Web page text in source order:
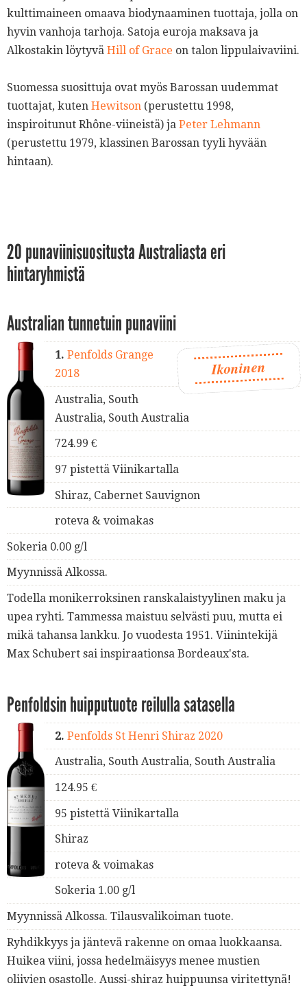
kulttimaineen omaava biodynaaminen tuottaja, jolla on
hyvin vanhoja tarhoja. Satoja euroja maksava ja
Alkostakin löytyvä Hill of Grace on talon lippulaivaviini.
Suomessa suosittuja ovat myös Barossan uudemmat
tuottajat, kuten Hewitson (perustettu 1998,
inspiroitunut Rhône-viineistä) ja Peter Lehmann
(perustettu 1979, klassinen Barossan tyyli hyvään
hintaan).
20 punaviinisuositusta Australiasta eri
hintaryhmistä
Australian tunnetuin punaviini
Ikoninen
1.Penfolds Grange
2018
Australia, South
Australia, South Australia
724.99 €
97 pistettä Viinikartalla
Shiraz, Cabernet Sauvignon
roteva & voimakas
Sokeria 0.00 g/l
Myynnissä Alkossa.
Todella monikerroksinen ranskalaistyylinen maku ja
upea ryhti. Tammessa maistuu selvästi puu, mutta ei
mikä tahansa lankku. Jo vuodesta 1951. Viinintekijä
Max Schubert sai inspiraationsa Bordeaux'sta.
Penfoldsin huipputuote reilulla satasella
2. Penfolds St Henri Shiraz 2020
Australia, South Australia, South Australia
124.95 €
95 pistettä Viinikartalla
Shiraz
roteva & voimakas
Sokeria 1.00 g/l
Myynnissä Alkossa. Tilausvalikoiman tuote.
Ryhdikkyys ja jäntevä rakenne on omaa luokkaansa.
Huikea viini, jossa hedelmäisyys menee mustien
oliivien osastolle. Aussi-shiraz huippuunsa viritettynä!